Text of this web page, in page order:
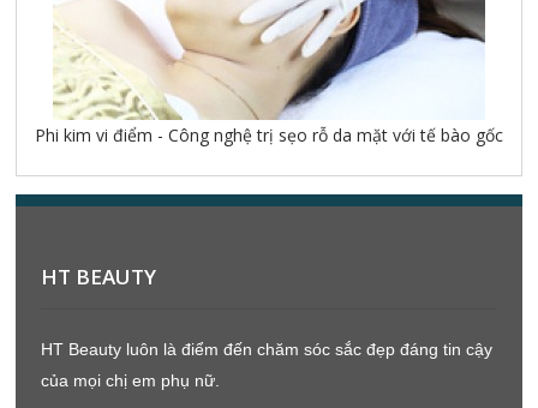
Phi kim vi điểm - Công nghệ trị sẹo rỗ da mặt với tế bào gốc
HT BEAUTY
HT Beauty luôn là điểm đến chăm sóc sắc đẹp đáng tin cậy
của mọi chị em phụ nữ.